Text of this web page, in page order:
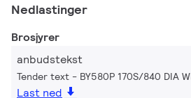
Nedlastinger
Brosjyrer
anbudstekst
Tender text - BY580P 170S/840 DIA
Last ned